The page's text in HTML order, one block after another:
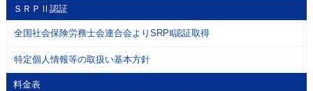
ＳＲＰⅡ認証
全国社会保険労務士会連合会よりSRPⅡ認証取得
特定個人情報等の取扱い基本方針
料金表